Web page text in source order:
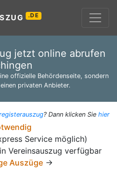
.DE
jetzt online abrufen
offizielle Behördenseite, sondern
privaten Anbieter.
? Dann klicken Sie hier
Service möglich)
Vereinsauszug verfügbar
Auszüge →